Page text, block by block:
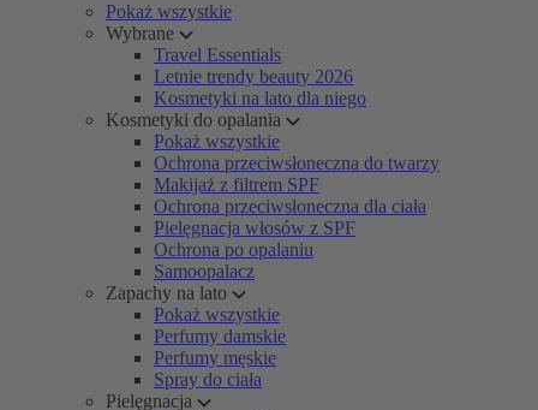
Pokaż wszystkie
Wybrane
Travel Essentials
Letnie trendy beauty 2026
Kosmetyki na lato dla niego
Kosmetyki do opalania
Pokaż wszystkie
Ochrona przeciwsłoneczna do twarzy
Makijaż z filtrem SPF
Ochrona przeciwsłoneczna dla ciała
Pielęgnacja włosów z SPF
Ochrona po opalaniu
Samoopalacz
Zapachy na lato
Pokaż wszystkie
Perfumy damskie
Perfumy męskie
Spray do ciała
Pielęgnacja